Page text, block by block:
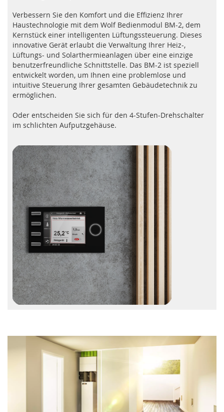
Verbessern Sie den Komfort und die Effizienz Ihrer
Haustechnologie mit dem Wolf Bedienmodul BM-2, dem
Kernstück einer intelligenten Lüftungssteuerung. Dieses
innovative Gerät erlaubt die Verwaltung Ihrer Heiz-,
Lüftungs- und Solarthermieanlagen über eine einzige
benutzerfreundliche Schnittstelle. Das BM-2 ist speziell
entwickelt worden, um Ihnen eine problemlose und
intuitive Steuerung Ihrer gesamten Gebäudetechnik zu
ermöglichen.
Oder entscheiden Sie sich für den 4-Stufen-Drehschalter
im schlichten Aufputzgehäuse.